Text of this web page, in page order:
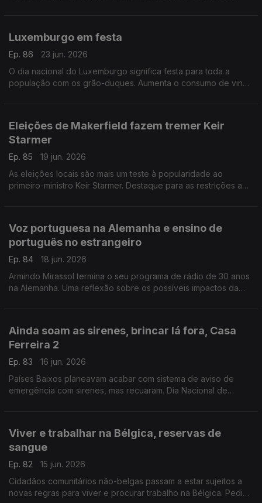
Luxemburgo em festa
Ep. 86
23 jun. 2026
O dia nacional do Luxemburgo significa festa para toda a
população com os grão-duques. Aumenta o consumo de vinho
Eleições de Makerfield fazem tremer Keir
Starmer
Ep. 85
19 jun. 2026
As eleições locais são mais um teste à popularidade ao
primeiro-ministro Keir Starmer. Destaque para as restrições a
Voz portuguesa na Alemanha e ensino de
português no estrangeiro
Ep. 84
18 jun. 2026
Armindo Mirassol termina o seu programa de rádio de 30 anos
na Alemanha. Uma reflexão sobre os possíveis impactos da
Ainda soam as sirenes, brincar lá fora, Casa
Ferreira 2
Ep. 83
16 jun. 2026
Países Baixos planeavam acabar com sistema de aviso de
emergência com sirenes, mas recuaram. Dia Nacional de
Viver e trabalhar na Bélgica, reservas de
sangue
Ep. 82
15 jun. 2026
Cidadãos comunitários não-belgas passam a estar sujeitos a
novas regras para viver e procurar trabalho na Bélgica. Pedido